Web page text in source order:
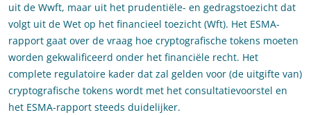
uit de Wwft, maar uit het prudentiële- en gedragstoezicht dat
volgt uit de Wet op het financieel toezicht (Wft). Het ESMA-
rapport gaat over de vraag hoe cryptografische tokens moeten
worden gekwalificeerd onder het financiële recht. Het
complete regulatoire kader dat zal gelden voor (de uitgifte van)
cryptografische tokens wordt met het consultatievoorstel en
het ESMA-rapport steeds duidelijker.